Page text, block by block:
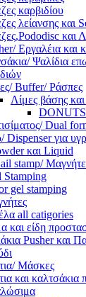
καρβιδίου
λείανσης και
και
Εργαλέια και
Ψαλίδια
Buffer/ Ράσπες
Λίμες βάσης
Dual
Dispenser για
και Liquid
stamp/
Stamping
gel stamping
all catigories
και είδη
Pusher και
Μάσκες
και καλτσάκια